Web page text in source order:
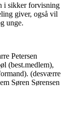
i sikker forvisning
giver, også vil
unge.
Petersen
(best.medlem),
(desværre
Søren Sørensen